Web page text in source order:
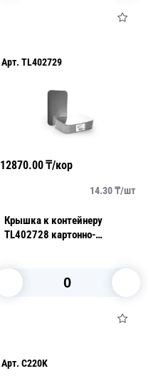
Арт. TL402729
12870.00₸/кор
14.30₸/шт
Крышка к контейнеру
TL402728 картонно-
Арт. C220K